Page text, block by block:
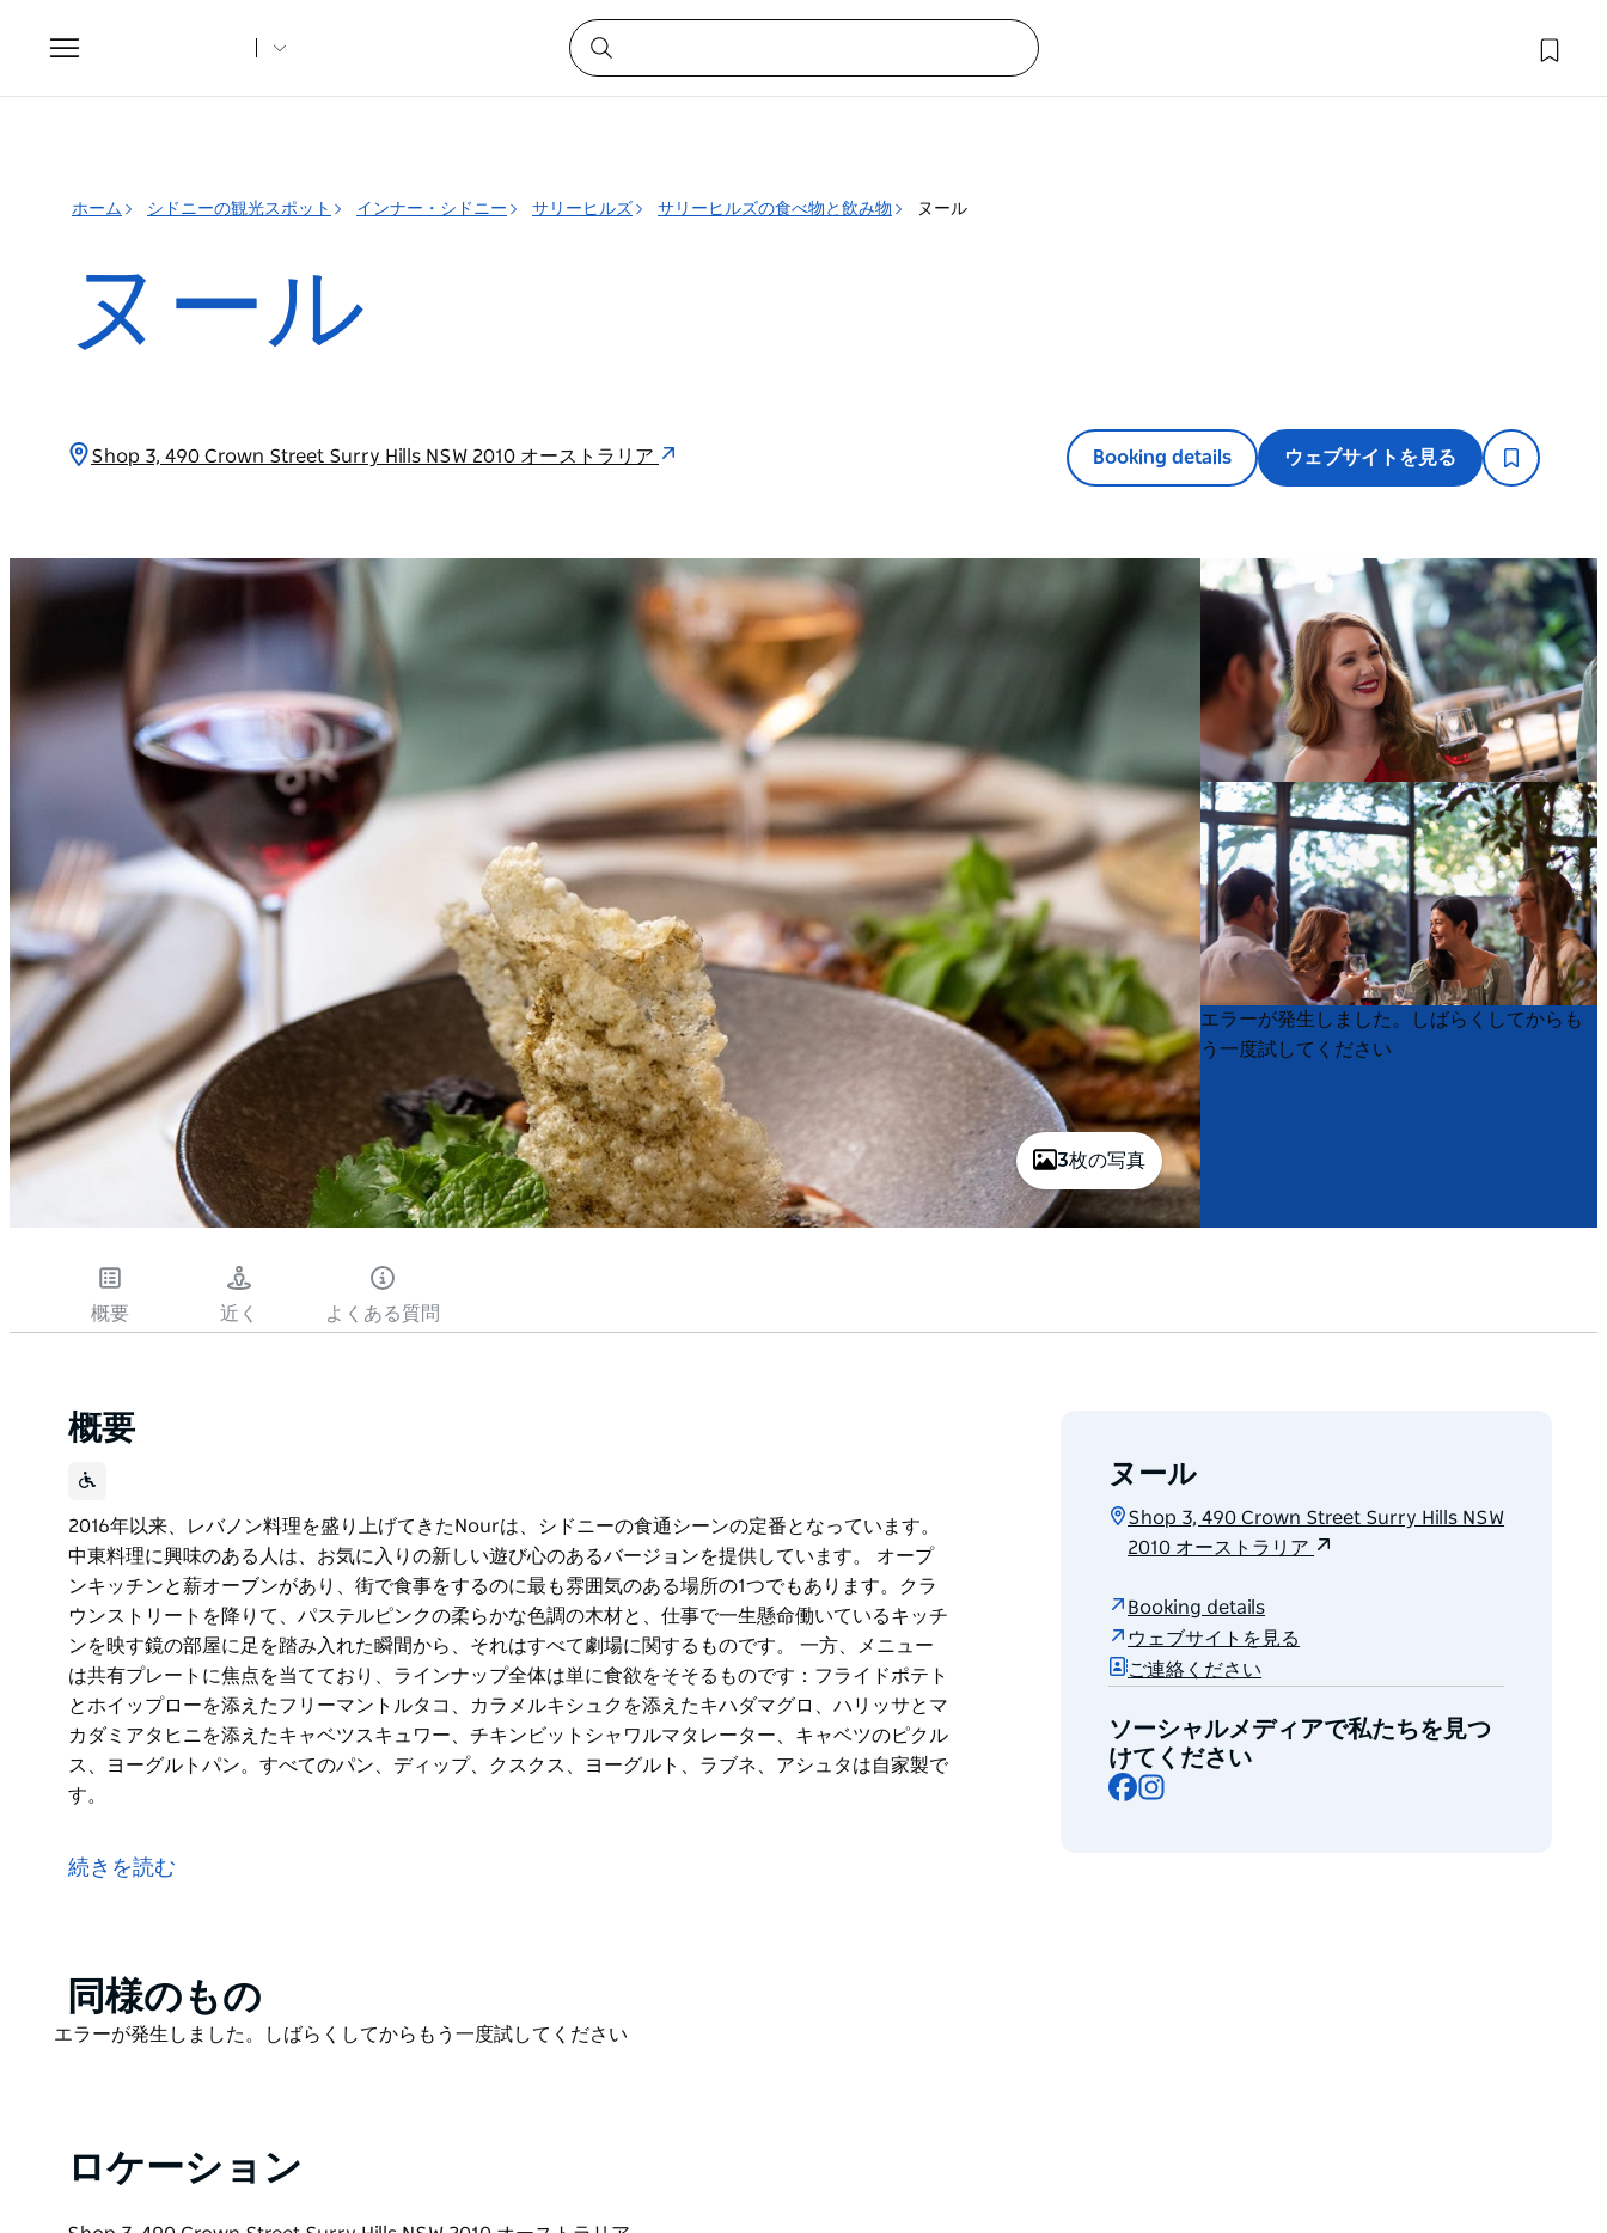
Toggle
navigation
ホーム シドニーの観光スポット インナー・シドニー サリーヒルズ サリーヒルズの食べ物と飲み物 ヌール
ヌール
Shop 3, 490 Crown Street Surry Hills NSW 2010 オーストラリア Booking details ウェブサイトを見る
3枚の写真
Product
List
Product
List
エラーが発生しました。しばらくしてからも
う一度試してください
概要 近く よくある質問
概要
2016年以来、レバノン料理を盛り上げてきたNourは、シドニーの食通シーンの定番となっています。
中東料理に興味のある人は、お気に入りの新しい遊び心のあるバージョンを提供しています。 オープ
ンキッチンと薪オーブンがあり、街で食事をするのに最も雰囲気のある場所の1つでもあります。クラ
ウンストリートを降りて、パステルピンクの柔らかな色調の木材と、仕事で一生懸命働いているキッチ
ンを映す鏡の部屋に足を踏み入れた瞬間から、それはすべて劇場に関するものです。 一方、メニュー
は共有プレートに焦点を当てており、ラインナップ全体は単に食欲をそそるものです：フライドポテト
とホイップローを添えたフリーマントルタコ、カラメルキシュクを添えたキハダマグロ、ハリッサとマ
カダミアタヒニを添えたキャベツスキュワー、チキンビットシャワルマタレーター、キャベツのピクル
ス、ヨーグルトパン。すべてのパン、ディップ、クスクス、ヨーグルト、ラブネ、アシュタは自家製で
す。
中東料理に興味のある人は、お気に入りの新しい遊び心のあるバージョンを提供しています。
一方、メニューは共有プレートに焦点を当てており、ラインナップ全体は単に食欲をそそるものです：
フライドポテトとホイップローを添えたフリーマントルタコ、カラメルキシュクを添えたキハダマグ
続きを読む
ヌール
Shop 3, 490 Crown Street Surry Hills NSW
2010 オーストラリア
Booking details
ウェブサイトを見る
ご連絡ください
ソーシャルメディアで私たちを見つ
けてください
Facebook
Product
List
同様のもの
Product
エラーが発生しました。しばらくしてからもう一度試してください
ロケーション